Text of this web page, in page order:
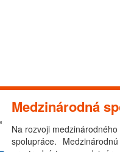
Medzinárodná
Na rozvoji
spolupráce.